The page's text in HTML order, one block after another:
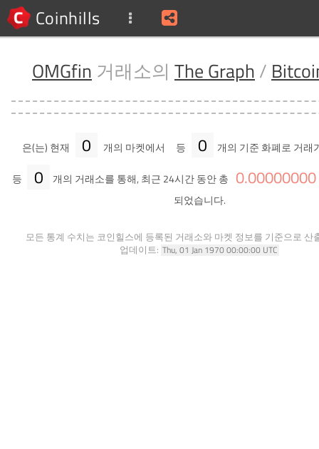
Coinhills
OMGfin 거래소의 The Graph /
은(는) 현재 0 개의 마켓에서 등 0 개의 기준 화폐로 거래
등 0 개의 거래소를 통해, 최근 24시간 동안 총 0.00000000
되었습니다.
모든 통계 수치는 코인힐스에 등록된 거래소와 마켓 정보를 기준으로 산
업데이트: Thu, 01 Jan 1970 00:00:00 UTC